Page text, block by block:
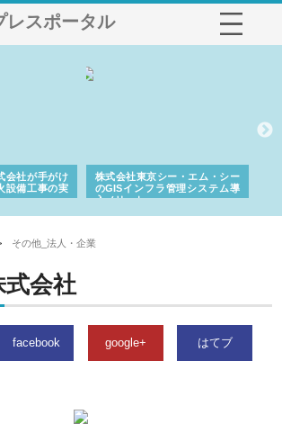
レスポータル
会社が手がけ
設備工事の実
株式会社東京シー・エム・シー
のGISインフラ管理システム導
入メリット
その他_法人・企業
式会社
facebook google+ はてブ